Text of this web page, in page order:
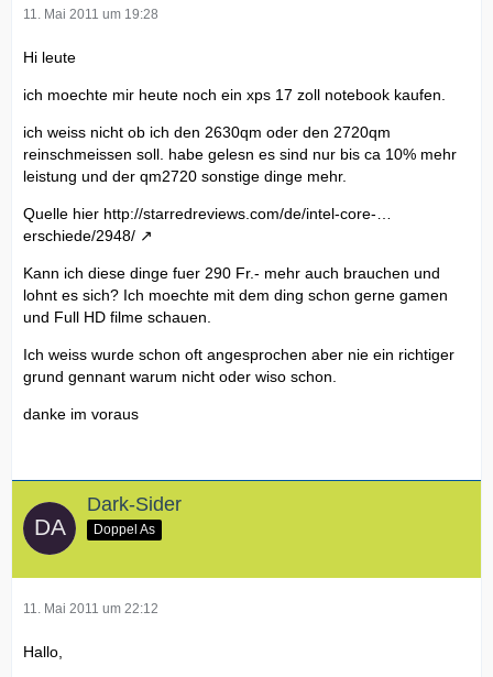
11. Mai 2011 um 19:28
Hi leute
ich moechte mir heute noch ein xps 17 zoll notebook kaufen.
ich weiss nicht ob ich den 2630qm oder den 2720qm
reinschmeissen soll. habe gelesn es sind nur bis ca 10% mehr
leistung und der qm2720 sonstige dinge mehr.
Quelle hier http://starredreviews.com/de/intel-core-…
erschiede/2948/
Kann ich diese dinge fuer 290 Fr.- mehr auch brauchen und
lohnt es sich? Ich moechte mit dem ding schon gerne gamen
und Full HD filme schauen.
Ich weiss wurde schon oft angesprochen aber nie ein richtiger
grund gennant warum nicht oder wiso schon.
danke im voraus
Dark-Sider
Doppel As
11. Mai 2011 um 22:12
Hallo,